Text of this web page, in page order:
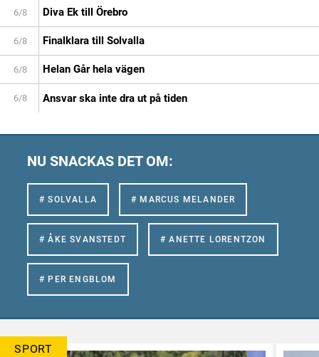
6/8 Diva Ek till Örebro
6/8 Finalklara till Solvalla
6/8 Helan Går hela vägen
6/8 Ansvar ska inte dra ut på tiden
NU SNACKAS DET OM:
# SOLVALLA # MARCUS MELANDER
# ÅKE SVANSTEDT # ANETTE LORENTZON
# PER ENGBLOM
SPORT